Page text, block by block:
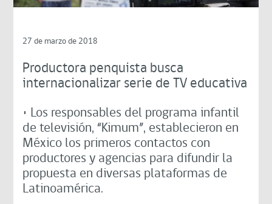
27 de marzo de 2018
Productora penquista busca
internacionalizar serie de TV educativa
• Los responsables del programa infantil
de televisión, “Kimum”, establecieron en
México los primeros contactos con
productores y agencias para difundir la
propuesta en diversas plataformas de
Latinoamérica.